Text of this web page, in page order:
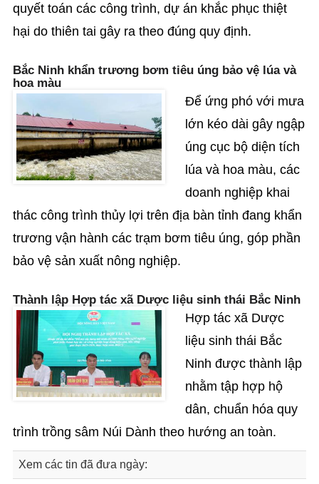
quyết toán các công trình, dự án khắc phục thiệt
hại do thiên tai gây ra theo đúng quy định.
Bắc Ninh khẩn trương bơm tiêu úng bảo vệ lúa và
hoa màu
Để ứng phó với mưa
lớn kéo dài gây ngập
úng cục bộ diện tích
lúa và hoa màu, các
doanh nghiệp khai
thác công trình thủy lợi trên địa bàn tỉnh đang khẩn
trương vận hành các trạm bơm tiêu úng, góp phần
bảo vệ sản xuất nông nghiệp.
Thành lập Hợp tác xã Dược liệu sinh thái Bắc Ninh
Hợp tác xã Dược
liệu sinh thái Bắc
Ninh được thành lập
nhằm tập hợp hộ
dân, chuẩn hóa quy
trình trồng sâm Núi Dành theo hướng an toàn.
Xem các tin đã đưa ngày: